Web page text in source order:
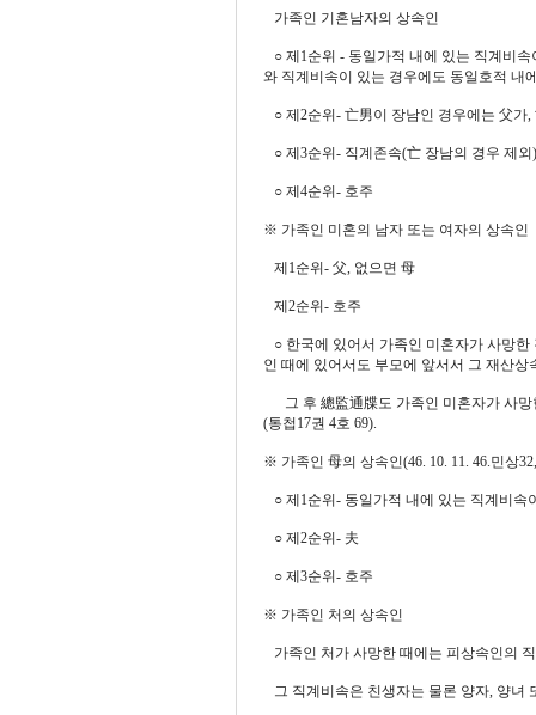
가족인 기혼남자의 상속인
○ 제1순위 - 동일가적 내에 있는 직계비
와 직계비속이 있는 경우에도 동일호적 내
○ 제2순위- 亡男이 장남인 경우에는 父가
○ 제3순위- 직계존속(亡 장남의 경우 제
○ 제4순위- 호주
※ 가족인 미혼의 남자 또는 여자의 상속인
제1순위- 父, 없으면 母
제2순위- 호주
○ 한국에 있어서 가족인 미혼자가 사망한
인 때에 있어서도 부모에 앞서서 그 재산상
그 후 總監通牒도 가족인 미혼자가 사망
(통첩17권 4호 69).
※ 가족인 母의 상속인(46. 10. 11. 46.민상
○ 제1순위- 동일가적 내에 있는 직계비속
○ 제2순위- 夫
○ 제3순위- 호주
※ 가족인 처의 상속인
가족인 처가 사망한 때에는 피상속인의
그 직계비속은 친생자는 물론 양자, 양녀